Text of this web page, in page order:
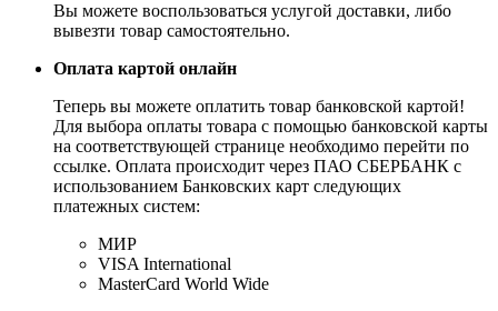
Вы можете воспользоваться услугой доставки, либо
вывезти товар самостоятельно.
Оплата картой онлайн
Теперь вы можете оплатить товар банковской картой!
Для выбора оплаты товара с помощью банковской карты
на соответствующей странице необходимо перейти по
ссылке. Оплата происходит через ПАО СБЕРБАНК с
использованием Банковских карт следующих
платежных систем:
МИР
VISA International
MasterCard World Wide